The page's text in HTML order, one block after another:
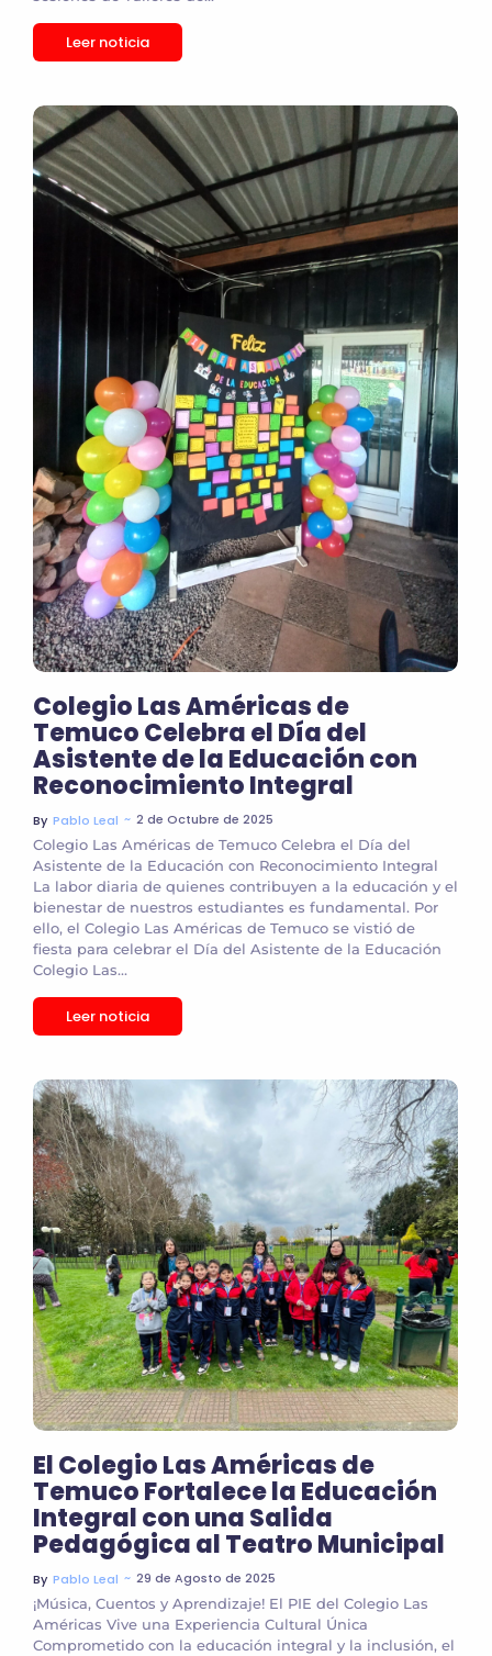
Leer noticia
Colegio Las Américas de
Temuco Celebra el Día del
Asistente de la Educación con
Reconocimiento Integral
By Pablo Leal ~ 2 de Octubre de 2025
Colegio Las Américas de Temuco Celebra el Día del
Asistente de la Educación con Reconocimiento Integral
La labor diaria de quienes contribuyen a la educación y el
bienestar de nuestros estudiantes es fundamental. Por
ello, el Colegio Las Américas de Temuco se vistió de
fiesta para celebrar el Día del Asistente de la Educación
Colegio Las...
Leer noticia
El Colegio Las Américas de
Temuco Fortalece la Educación
Integral con una Salida
Pedagógica al Teatro Municipal
By Pablo Leal ~ 29 de Agosto de 2025
¡Música, Cuentos y Aprendizaje! El PIE del Colegio Las
Américas Vive una Experiencia Cultural Única
Comprometido con la educación integral y la inclusión, el